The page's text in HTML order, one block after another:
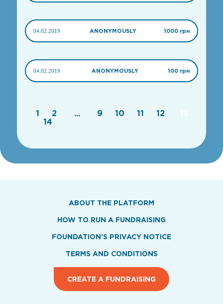
04.02.2019 ANONYMOUSLY 1000 грн
04.02.2019 ANONYMOUSLY 100 грн
1 2 ... 9 10 11 12
14
ABOUT THE PLATFORM
HOW TO RUN A FUNDRAISING
FOUNDATION'S PRIVACY NOTICE
TERMS AND CONDITIONS
CREATE A FUNDRAISING